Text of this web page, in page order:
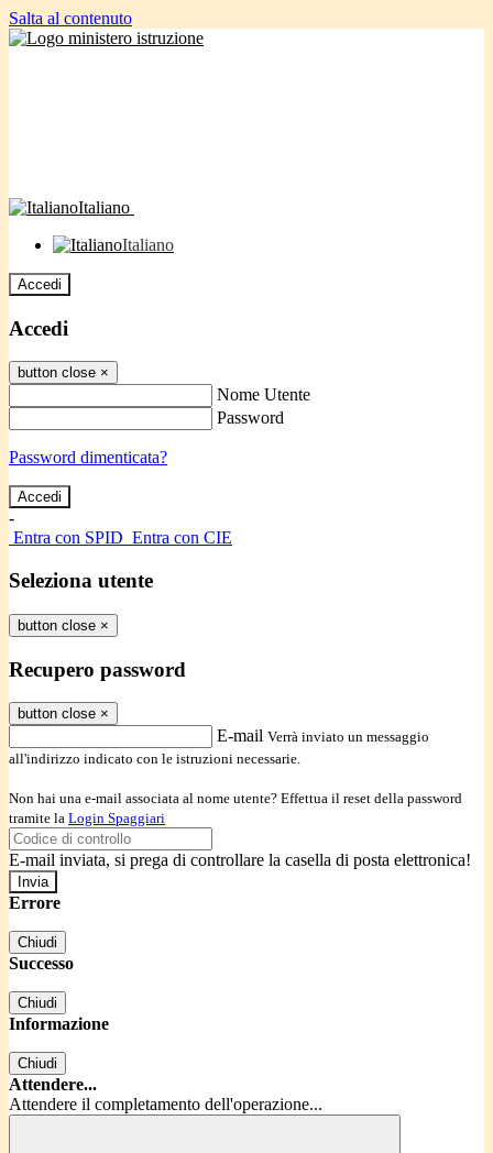
Salta al contenuto
Italiano
Italiano
Accedi
Accedi
button close ×
Nome Utente
Password
Password dimenticata?
-
Entra con SPID Entra con CIE
Seleziona utente
button close ×
Recupero password
button close ×
E-mail Verrà inviato un messaggio
all'indirizzo indicato con le istruzioni necessarie.
Non hai una e-mail associata al nome utente? Effettua il reset della password
tramite la Login Spaggiari
E-mail inviata, si prega di controllare la casella di posta elettronica!
Errore
Chiudi
Successo
Chiudi
Informazione
Chiudi
Attendere...
Attendere il completamento dell'operazione...